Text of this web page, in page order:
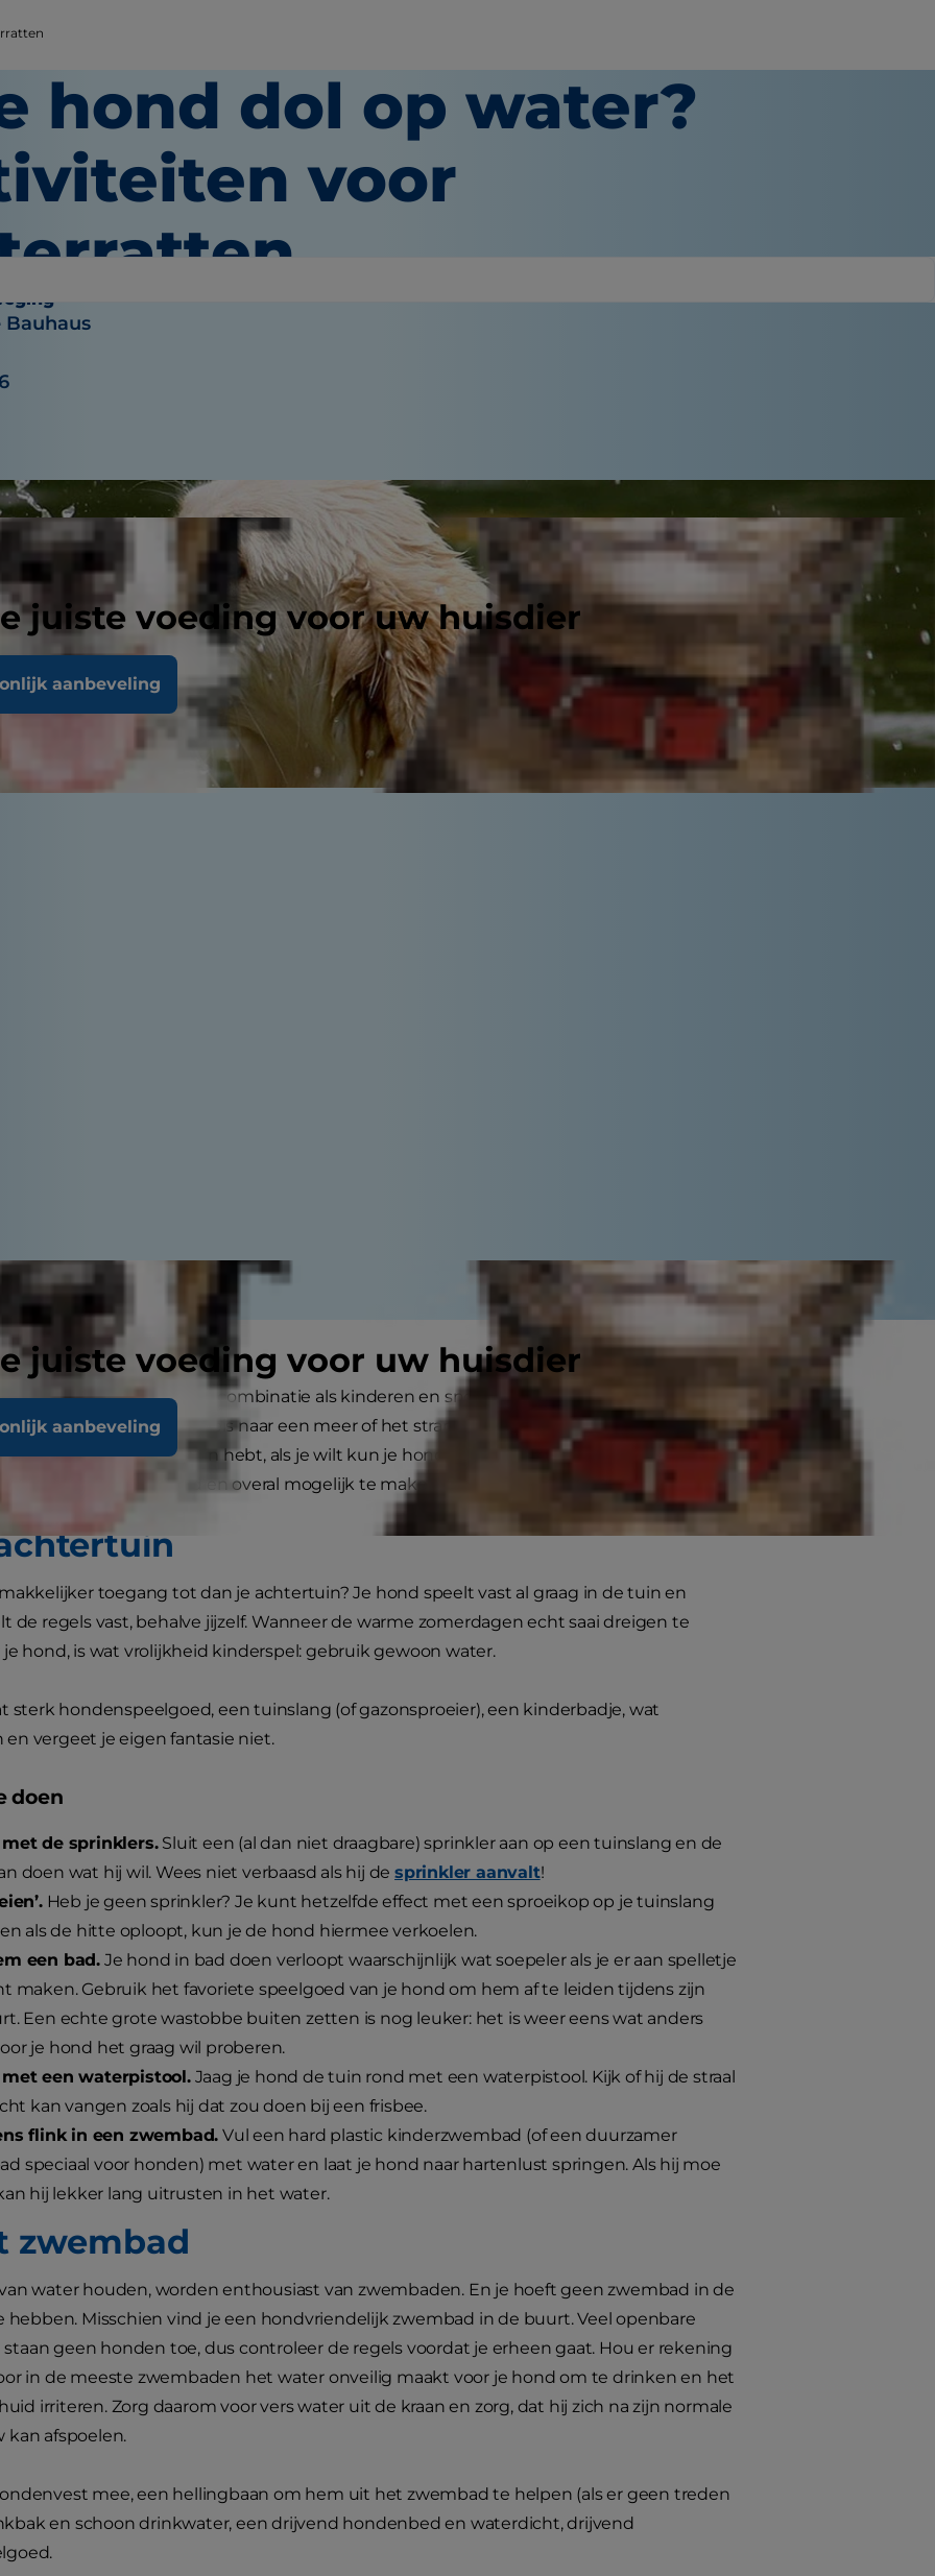
juiste voeding voor uw huisdier
aanbeveling
juiste voeding voor uw huisdier
aanbeveling
hond dol op water?
voor
Bauhaus
een net zo bekende combinatie als kinderen en snoep. Ze zijn er allebei dol op. Niks
zo enthousiast als een reis naar een meer of het strand. Of je nu in de buurt van een vijver
zwembad in je achtertuin hebt, als je wilt kun je hond echt helemaal door het dolle heen
spelen in het water altijd en overal mogelijk te maken.
toegang tot dan je achtertuin? Je hond speelt vast al graag in de tuin en
de regels vast, behalve jijzelf. Wanneer de warme zomerdagen echt saai dreigen te
hond, is wat vrolijkheid kinderspel: gebruik gewoon water.
sterk hondenspeelgoed, een tuinslang (of gazonsproeier), een kinderbadje, wat
vergeet je eigen fantasie niet.
doen
met de sprinklers.Sluit een (al dan niet draagbare) sprinkler aan op een tuinslang en de
doen wat hij wil. Wees niet verbaasd als hij desprinkler aanvalt!
Heb je geen sprinkler? Je kunt hetzelfde effect met een sproeikop op je tuinslang
als de hitte oploopt, kun je de hond hiermee verkoelen.
een bad. Je hond in bad doen verloopt waarschijnlijk wat soepeler als je er aan spelletje
maken. Gebruik het favoriete speelgoed van je hond om hem af te leiden tijdens zijn
Een echte grote wastobbe buiten zetten is nog leuker: het is weer eens wat anders
je hond het graag wil proberen.
met een waterpistool.Jaag je hond de tuin rond met een waterpistool. Kijk of hij de straal
kan vangen zoals hij dat zou doen bij een frisbee.
flink in een zwembad. Vul een hard plastic kinderzwembad (of een duurzamer
speciaal voor honden) met water en laat je hond naar hartenlust springen. Als hij moe
hij lekker lang uitrusten in het water.
zwembad
water houden, worden enthousiast van zwembaden. En je hoeft geen zwembad in de
Misschien vind je een hondvriendelijk zwembad in de buurt. Veel openbare
geen honden toe, dus controleer de regels voordat je erheen gaat. Hou er rekening
in de meeste zwembaden het water onveilig maakt voor je hond om te drinken en het
irriteren. Zorg daarom voor vers water uit de kraan en zorg, dat hij zich na zijn normale
kan afspoelen.
mee, een hellingbaan om hem uit het zwembad te helpen (als er geen treden
en schoon drinkwater, een drijvend hondenbed en waterdicht, drijvend